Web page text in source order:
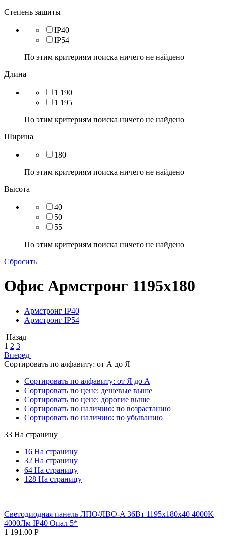
Степень защиты
IP40
IP54
По этим критериям поиска ничего не найдено
Длина
1 190
1 195
По этим критериям поиска ничего не найдено
Ширина
180
По этим критериям поиска ничего не найдено
Высота
40
50
55
По этим критериям поиска ничего не найдено
Сбросить
Офис Армстронг 1195x180
Армстронг IP40
Армстронг IP54
Назад
1 2 3
Вперед
Сортировать по алфавиту: от А до Я
Сортировать по алфавиту: от Я до А
Сортировать по цене: дешевые выше
Сортировать по цене: дорогие выше
Сортировать по наличию: по возрастанию
Сортировать по наличию: по убыванию
33 На страницу
16 На страницу
32 На страницу
64 На страницу
128 На страницу
Светодиодная панель ЛПО/ЛВО-A 36Вт 1195х180х40 4000K
4000Лм IP40 Опал 5*
1 191.00 Р